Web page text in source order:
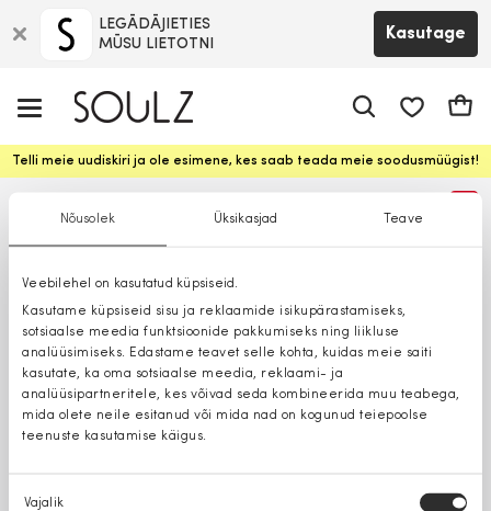
Nõusolek Üksikasjad Teave
Veebilehel on kasutatud küpsiseid.
Kasutame küpsiseid sisu ja reklaamide isikupärastamiseks,
sotsiaalse meedia funktsioonide pakkumiseks ning liikluse
analüüsimiseks. Edastame teavet selle kohta, kuidas meie saiti
kasutate, ka oma sotsiaalse meedia, reklaami- ja
analüüsipartneritele, kes võivad seda kombineerida muu teabega,
mida olete neile esitanud või mida nad on kogunud teiepoolse
teenuste kasutamise käigus.
Nõusoleku
Vajalik
LEGĀDĀJIETIES
MŪSU LIETOTNI
Kasutage
Telli meie uudiskiri ja ole esimene, kes saab teada meie soodusmüügist!